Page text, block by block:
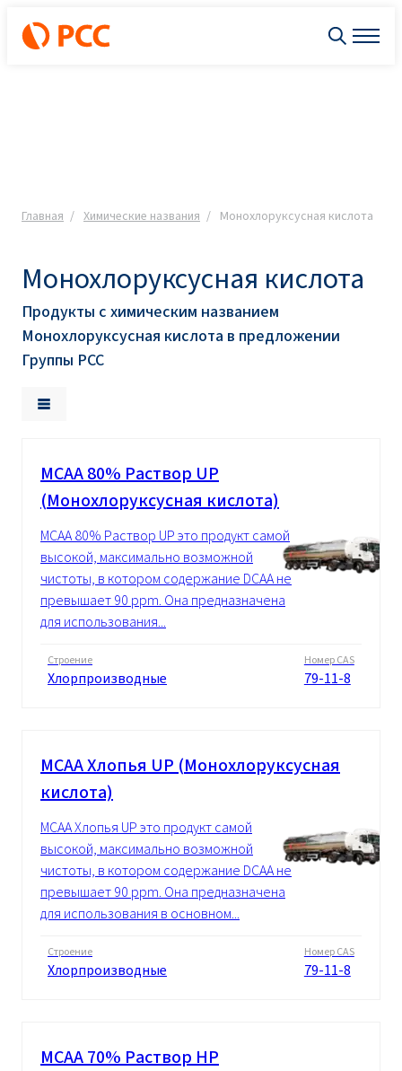
Главная Химические названия Монохлоруксусная кислота
Монохлоруксусная кислота
Продукты с химическим названием
Монохлоруксусная кислота в предложении
Группы PCC
MCAA 80% Pаствор UP
(Монохлоруксусная кислота)
MCAA 80% Pаствор UP это продукт самой
высокой, максимально возможной
чистоты, в котором содержание DCAA не
превышает 90 ppm. Она предназначена
для использования...
Строение
Хлорпроизводные
Номер CAS
79-11-8
MCAA Xлопья UP (Монохлоруксусная
кислота)
MCAA Xлопья UP это продукт самой
высокой, максимально возможной
чистоты, в котором содержание DCAA не
превышает 90 ppm. Она предназначена
для использования в основном...
Строение
Хлорпроизводные
Номер CAS
79-11-8
MCAA 70% Pаствор HP